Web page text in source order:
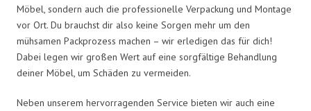
Möbel, sondern auch die professionelle Verpackung und Montage
vor Ort. Du brauchst dir also keine Sorgen mehr um den
mühsamen Packprozess machen – wir erledigen das für dich!
Dabei legen wir großen Wert auf eine sorgfältige Behandlung
deiner Möbel, um Schäden zu vermeiden.
Neben unserem hervorragenden Service bieten wir auch eine